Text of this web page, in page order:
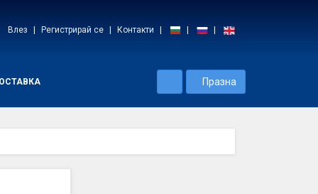
Влез Регистрирай се Контакти
Празна